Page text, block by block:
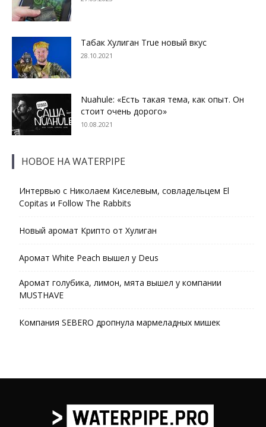
Табак Хулиган True новый вкус
28.10.2021
Nuahule: «Есть такая тема, как опыт. Он
стоит очень дорого»
10.08.2021
НОВОЕ НА WATERPIPE
Интервью с Николаем Киселевым, совладельцем El
Copitas и Follow The Rabbits
Новый аромат Крипто от Хулиган
Аромат White Peach вышел у Deus
Аромат голубика, лимон, мята вышел у компании
MUSTHAVE
Компания SEBERO дропнула мармеладных мишек